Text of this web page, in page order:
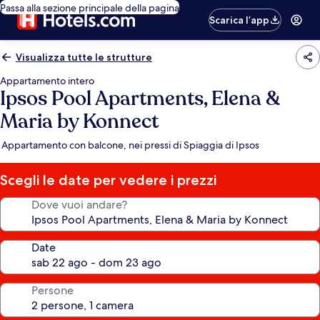
Passa alla sezione principale della pagina
Scarica l’app
Visualizza tutte le strutture
Appartamento intero
Ipsos Pool Apartments, Elena &
Maria by Konnect
Appartamento con balcone, nei pressi di Spiaggia di Ipsos
Scegli le date per vedere i prezzi
Dove vuoi andare?
Date
Persone